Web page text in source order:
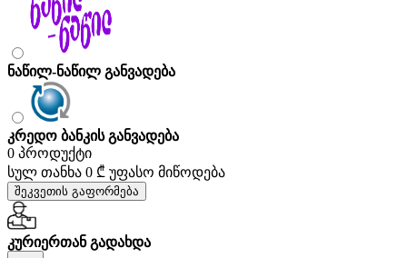
ნაწილ-ნაწილ განვადება
კრედო ბანკის განვადება
0 პროდუქტი
სულ თანხა 0 ₾ უფასო მიწოდება
შეკვეთის გაფორმება
კურიერთან გადახდა